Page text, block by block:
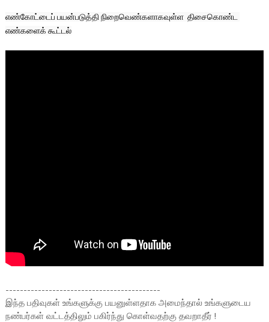
எண்கோட்டைப் பயன்படுத்தி நிறைவெண்களாகவுள்ள  திசைகொண்ட
எண்களைக் கூட்டல்
-------------------------------------------
இந்த பதிவுகள் உங்களுக்கு பயனுள்ளதாக அமைந்தால் உங்களுடைய
நண்பர்கள் வட்டத்திலும் பகிர்ந்து கொள்வதற்கு தவறாதீர் !